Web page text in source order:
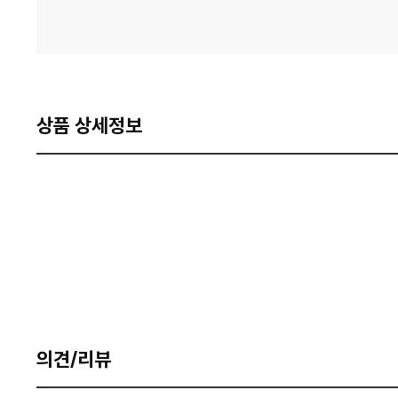
상품 상세정보
의견/리뷰